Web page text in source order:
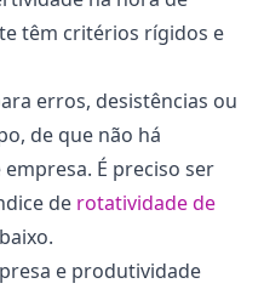
têm critérios rígidos e
erros, desistências ou
de que não há
É preciso ser
de rotatividade de
e produtividade